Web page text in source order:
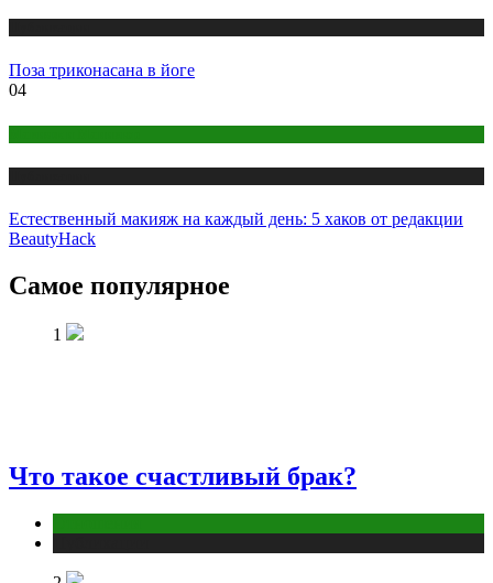
Поза триконасана в йоге
04
Естественный макияж на каждый день: 5 хаков от редакции
BeautyHack
Самое популярное
1
Что такое счастливый брак?